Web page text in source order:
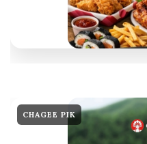
CHAGEE PIK